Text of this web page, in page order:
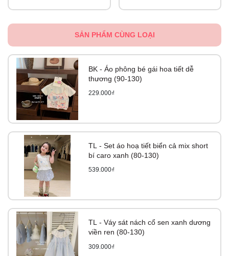
SẢN PHẨM CÙNG LOẠI
BK - Áo phông bé gái hoa tiết dễ
thương (90-130)
229.000₫
TL - Set áo hoạ tiết biển cả mix short
bí caro xanh (80-130)
539.000₫
TL - Váy sát nách cổ sen xanh dương
viền ren (80-130)
309.000₫